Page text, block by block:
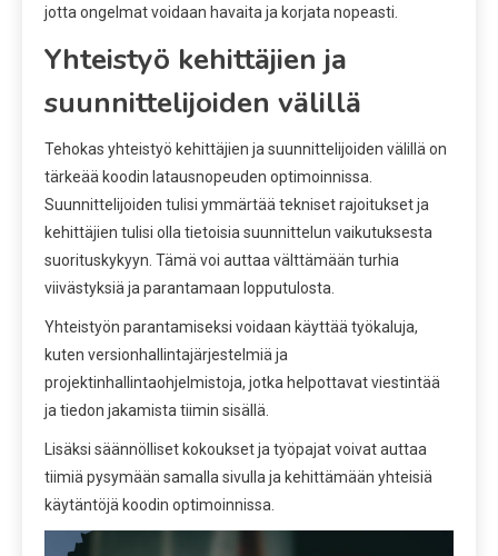
jotta ongelmat voidaan havaita ja korjata nopeasti.
Yhteistyö kehittäjien ja
suunnittelijoiden välillä
Tehokas yhteistyö kehittäjien ja suunnittelijoiden välillä on
tärkeää koodin latausnopeuden optimoinnissa.
Suunnittelijoiden tulisi ymmärtää tekniset rajoitukset ja
kehittäjien tulisi olla tietoisia suunnittelun vaikutuksesta
suorituskykyyn. Tämä voi auttaa välttämään turhia
viivästyksiä ja parantamaan lopputulosta.
Yhteistyön parantamiseksi voidaan käyttää työkaluja,
kuten versionhallintajärjestelmiä ja
projektinhallintaohjelmistoja, jotka helpottavat viestintää
ja tiedon jakamista tiimin sisällä.
Lisäksi säännölliset kokoukset ja työpajat voivat auttaa
tiimiä pysymään samalla sivulla ja kehittämään yhteisiä
käytäntöjä koodin optimoinnissa.